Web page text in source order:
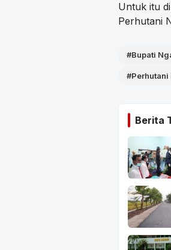
Untuk itu
Perhutani
#Bupati
#Perhutani
Berita